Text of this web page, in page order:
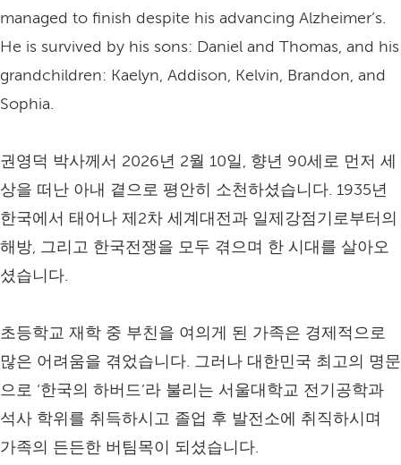
managed to finish despite his advancing Alzheimer’s.
He is survived by his sons: Daniel and Thomas, and his
grandchildren: Kaelyn, Addison, Kelvin, Brandon, and
Sophia.
권영덕 박사께서 2026년 2월 10일, 향년 90세로 먼저 세
상을 떠난 아내 곁으로 평안히 소천하셨습니다. 1935년
한국에서 태어나 제2차 세계대전과 일제강점기로부터의
해방, 그리고 한국전쟁을 모두 겪으며 한 시대를 살아오
셨습니다.
초등학교 재학 중 부친을 여의게 된 가족은 경제적으로
많은 어려움을 겪었습니다. 그러나 대한민국 최고의 명문
으로 ‘한국의 하버드’라 불리는 서울대학교 전기공학과
석사 학위를 취득하시고 졸업 후 발전소에 취직하시며
가족의 든든한 버팀목이 되셨습니다.